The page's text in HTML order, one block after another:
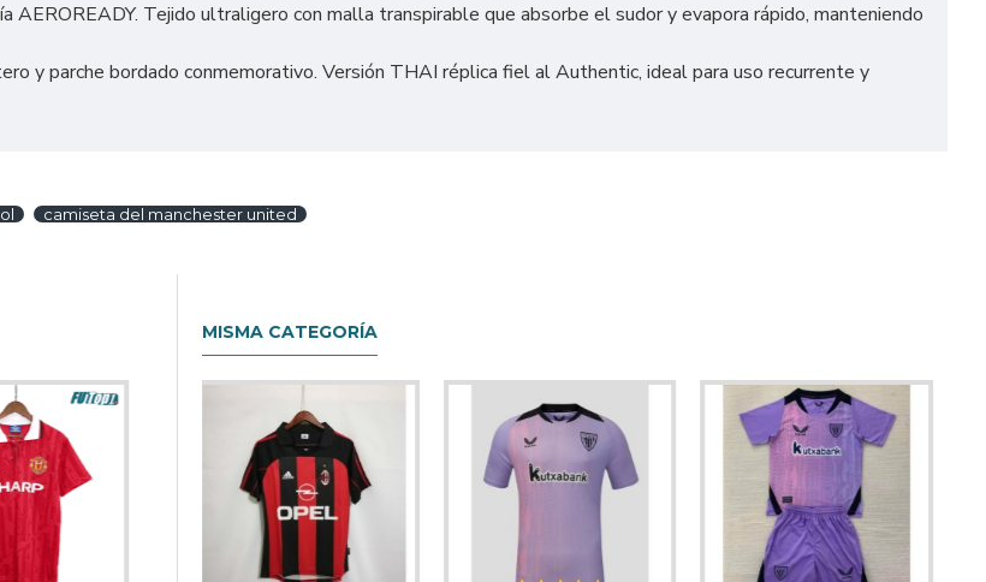
Tejido ultraligero con malla transpirable que absorbe el sudor y evapora rápido, manteniendo
y parche bordado conmemorativo. Versión THAI réplica fiel al Authentic, ideal para uso recurrente y
camiseta del manchester united
MISMA CATEGORÍA